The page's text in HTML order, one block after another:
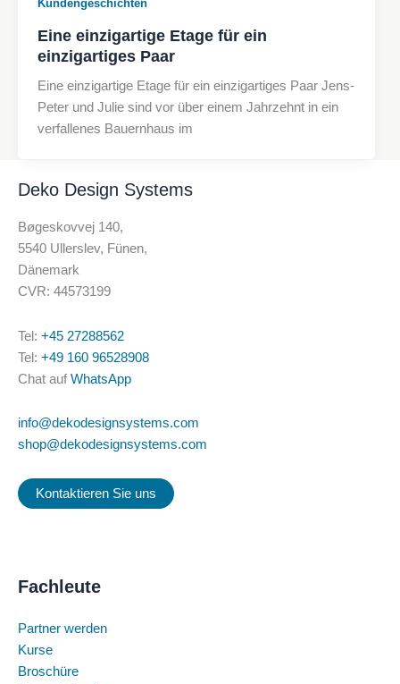
Kundengeschichten
Eine einzigartige Etage für ein
einzigartiges Paar
Eine einzigartige Etage für ein einzigartiges Paar Jens-
Peter und Julie sind vor über einem Jahrzehnt in ein
verfallenes Bauernhaus im
Deko Design Systems
Bøgeskovvej 140,
5540 Ullerslev, Fünen,
Dänemark
CVR: 44573199
Tel: +45 27288562
Tel: +49 160 96528908
Chat auf WhatsApp
info@dekodesignsystems.com
shop@dekodesignsystems.com
Kontaktieren Sie uns
Fachleute
Partner werden
Kurse
Broschüre